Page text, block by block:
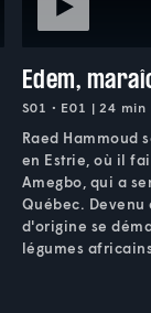
Edem,
S01 • E01 | 24 min
Raed Hammoud
en Estrie, où il
Amegbo, qui a
Québec. Devenu
d'origine se
légumes